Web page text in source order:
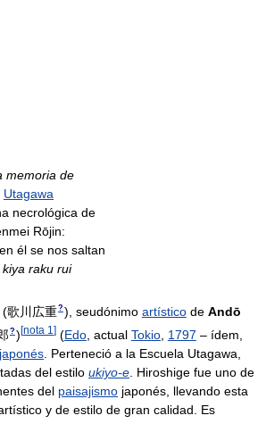
memoria de
Utagawa
necrológica de
Rōjin:
él se nos saltan
raku rui
(歌川広重? ) , seudónimo artísticode Andō
? )[nota 1 ](Edo, actual Tokio, 1797 – ídem,
japonés . Perteneció a la Escuela Utagawa,
del estilo ukiyo-e . Hiroshige fue uno de
del paisajismo japonés, llevando esta
y de estilo de gran calidad. Es